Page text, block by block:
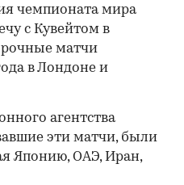
чемпионата мира
с Кувейтом в
матчи
в Лондоне и
агентства
эти матчи, были
Японию, ОАЭ, Иран,